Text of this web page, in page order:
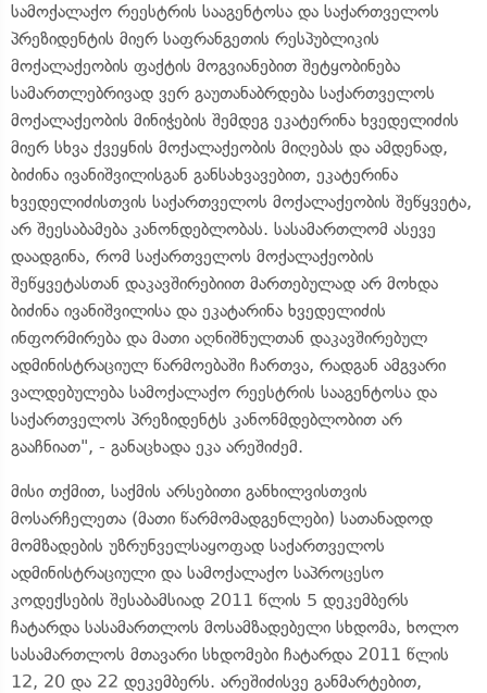
სამოქალაქო რეესტრის სააგენტოსა და საქართველოს
პრეზიდენტის მიერ საფრანგეთის რესპუბლიკის
მოქალაქეობის ფაქტის მოგვიანებით შეტყობინება
სამართლებრივად ვერ გაუთანაბრდება საქართველოს
მოქალაქეობის მინიჭების შემდეგ ეკატერინა ხვედელიძის
მიერ სხვა ქვეყნის მოქალაქეობის მიღებას და ამდენად,
ბიძინა ივანიშვილისგან განსახვავებით, ეკატერინა
ხვედელიძისთვის საქართველოს მოქალაქეობის შეწყვეტა,
არ შეესაბამება კანონდებლობას. სასამართლომ ასევე
დაადგინა, რომ საქართველოს მოქალაქეობის
შეწყვეტასთან დაკავშირებიით მართებულად არ მოხდა
ბიძინა ივანიშვილისა და ეკატარინა ხვედელიძის
ინფორმირება და მათი აღნიშნულთან დაკავშირებულ
ადმინისტრაციულ წარმოებაში ჩართვა, რადგან ამგვარი
ვალდებულება სამოქალაქო რეესტრის სააგენტოსა და
საქართველოს პრეზიდენტს კანონმდებლობით არ
გააჩნიათ", - განაცხადა ეკა არეშიძემ.
მისი თქმით, საქმის არსებითი განხილვისთვის
მოსარჩელეთა (მათი წარმომადგენლები) სათანადოდ
მომზადების უზრუნველსაყოფად საქართველოს
ადმინისტრაციული და სამოქალაქო საპროცესო
კოდექსების შესაბამსიად 2011 წლის 5 დეკემბერს
ჩატარდა სასამართლოს მოსამზადებელი სხდომა, ხოლო
სასამართლოს მთავარი სხდომები ჩატარდა 2011 წლის
12, 20 და 22 დეკემბერს. არეშიძისვე განმარტებით,